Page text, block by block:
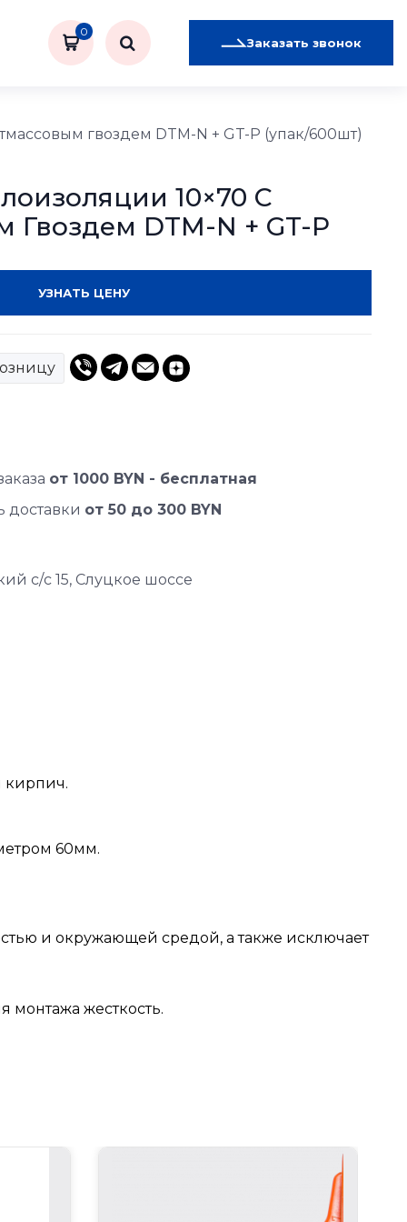
0
Заказать звонок
гвоздем DTM-N + GT-P (упак/600шт)
10×70 С
Гвоздем DTM-N + GT-P
УЗНАТЬ ЦЕНУ
от 1000 BYN - бесплатная
доставки от 50 до 300 BYN
с/с 15, Слуцкое шоссе
кирпич.
60мм.
и окружающей средой, а также исключает
монтажа жесткость.